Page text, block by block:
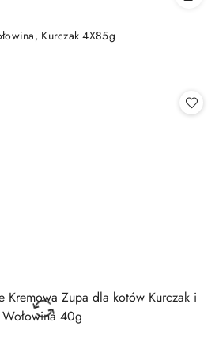
Kurczak 4X85g